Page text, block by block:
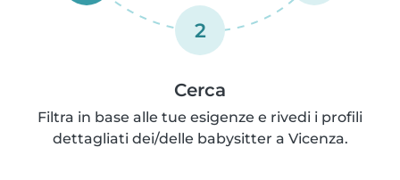
2
Cerca
Filtra in base alle tue esigenze e rivedi i profili
dettagliati dei/delle babysitter a Vicenza.